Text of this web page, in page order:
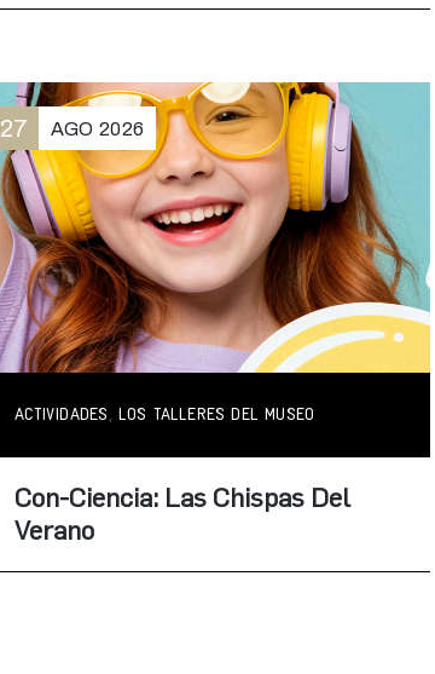
27 AGO 2026
ACTIVIDADES LOS TALLERES DEL MUSEO
Con-Ciencia: Las Chispas Del
Verano